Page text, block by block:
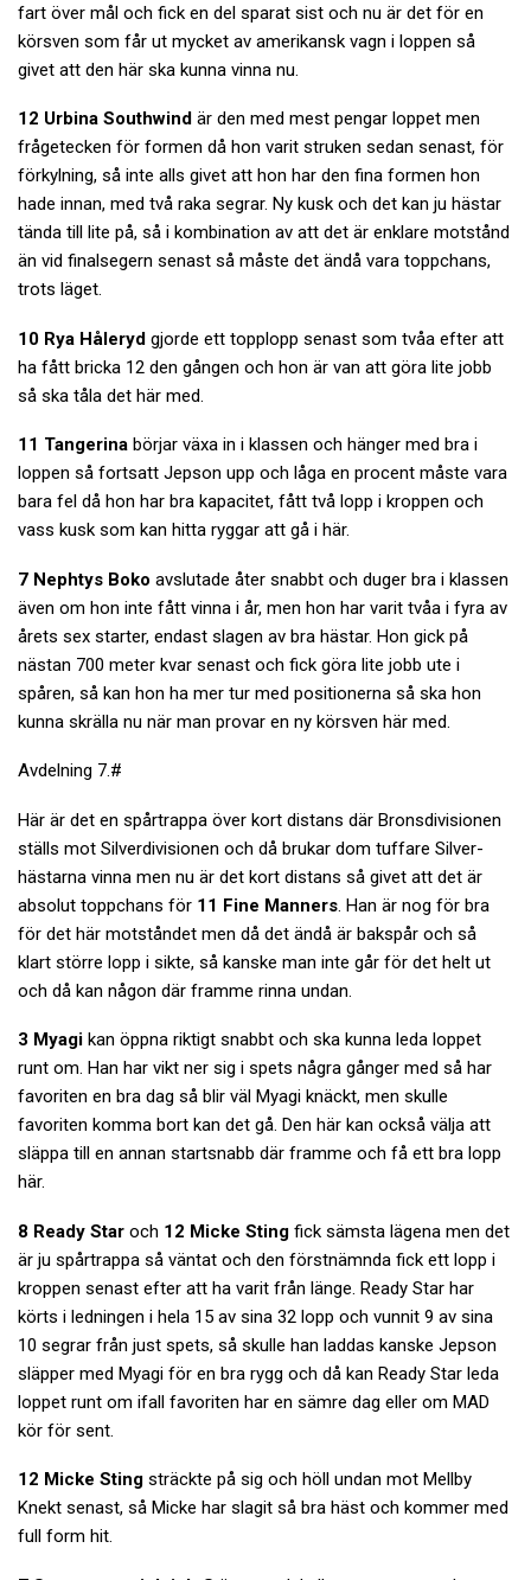
fart över mål och fick en del sparat sist och nu är det för en
körsven som får ut mycket av amerikansk vagn i loppen så
givet att den här ska kunna vinna nu.
12 Urbina Southwind är den med mest pengar loppet men
frågetecken för formen då hon varit struken sedan senast, för
förkylning, så inte alls givet att hon har den fina formen hon
hade innan, med två raka segrar. Ny kusk och det kan ju hästar
tända till lite på, så i kombination av att det är enklare motstånd
än vid finalsegern senast så måste det ändå vara toppchans,
trots läget.
10 Rya Håleryd gjorde ett topplopp senast som tvåa efter att
ha fått bricka 12 den gången och hon är van att göra lite jobb
så ska tåla det här med.
11 Tangerina börjar växa in i klassen och hänger med bra i
loppen så fortsatt Jepson upp och låga en procent måste vara
bara fel då hon har bra kapacitet, fått två lopp i kroppen och
vass kusk som kan hitta ryggar att gå i här.
7 Nephtys Boko avslutade åter snabbt och duger bra i klassen
även om hon inte fått vinna i år, men hon har varit tvåa i fyra av
årets sex starter, endast slagen av bra hästar. Hon gick på
nästan 700 meter kvar senast och fick göra lite jobb ute i
spåren, så kan hon ha mer tur med positionerna så ska hon
kunna skrälla nu när man provar en ny körsven här med.
Avdelning 7.#
Här är det en spårtrappa över kort distans där Bronsdivisionen
ställs mot Silverdivisionen och då brukar dom tuffare Silver-
hästarna vinna men nu är det kort distans så givet att det är
absolut toppchans för 11 Fine Manners. Han är nog för bra
för det här motståndet men då det ändå är bakspår och så
klart större lopp i sikte, så kanske man inte går för det helt ut
och då kan någon där framme rinna undan.
3 Myagi kan öppna riktigt snabbt och ska kunna leda loppet
runt om. Han har vikt ner sig i spets några gånger med så har
favoriten en bra dag så blir väl Myagi knäckt, men skulle
favoriten komma bort kan det gå. Den här kan också välja att
släppa till en annan startsnabb där framme och få ett bra lopp
här.
8 Ready Star och 12 Micke Sting fick sämsta lägena men det
är ju spårtrappa så väntat och den förstnämnda fick ett lopp i
kroppen senast efter att ha varit från länge. Ready Star har
körts i ledningen i hela 15 av sina 32 lopp och vunnit 9 av sina
10 segrar från just spets, så skulle han laddas kanske Jepson
släpper med Myagi för en bra rygg och då kan Ready Star leda
loppet runt om ifall favoriten har en sämre dag eller om MAD
kör för sent.
12 Micke Sting sträckte på sig och höll undan mot Mellby
Knekt senast, så Micke har slagit så bra häst och kommer med
full form hit.